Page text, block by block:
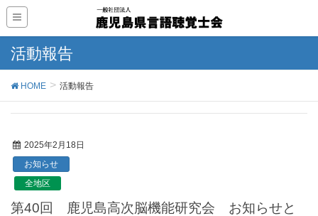
活動報告
HOME 活動報告
2025年2月18日
お知らせ
全地区
第40回 鹿児島高次脳機能研究会 お知らせと